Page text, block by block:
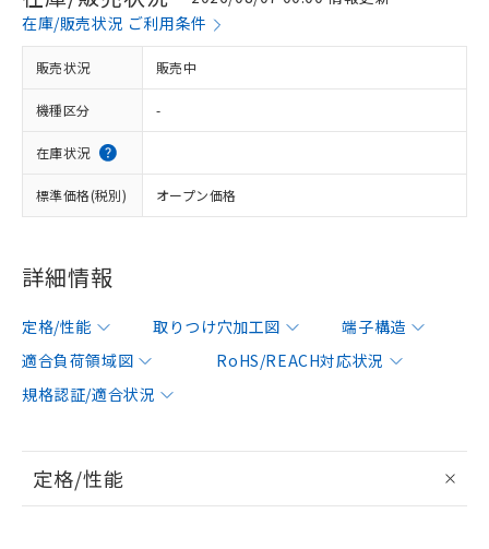
在庫/販売状況 ご利用条件
販売状況 販売中
機種区分 -
在庫状況
標準価格(税別) オープン価格
詳細情報
定格/性能 取りつけ穴加工図
端子構造
適合負荷領域図
RoHS/REACH対応状況
規格認証/適合状況
定格/性能